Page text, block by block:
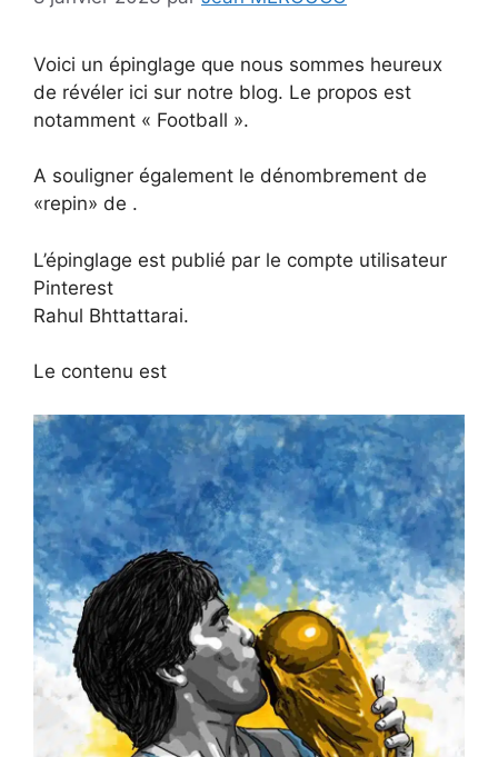
Voici un épinglage que nous sommes heureux
de révéler ici sur notre blog. Le propos est
notamment « Football ».
A souligner également le dénombrement de
«repin» de .
L’épinglage est publié par le compte utilisateur
Pinterest
Rahul Bhttattarai.
Le contenu est